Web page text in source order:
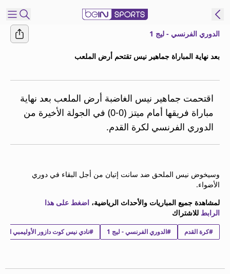
النسخة
MENA
إدارة
قائمة
النشرة
الإخبارية
اتصل بنا
beIN CONNECT
beIN MEDIA GROUP
الدوري الفرنسي - ليج 1
بعد نهاية المباراة جماهير نيس تقتحم أرض الملعب
اقتحمت جماهير نيس الغاضبة أرض الملعب بعد نهاية
مباراة فريقها أمام ميتز (0-0) في الجولة الأخيرة من
الدوري الفرنسي لكرة القدم.
وسيخوض نيس الملحق ضد سانت إتيان من أجل البقاء في دوري
الأضواء.
لمشاهدة جميع المباريات والأحداث الرياضية، اضغط على هذا
الرابط للاشتراك
#كرة القدم #الدوري الفرنسي - ليج 1 #نادي نيس كوت دازور الأوليمبي